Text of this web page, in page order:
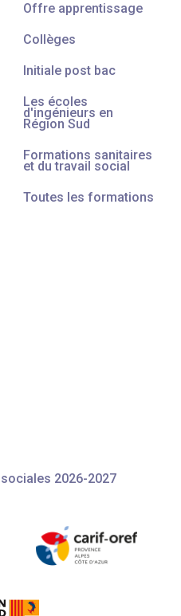
Offre apprentissage
Collèges
Initiale post bac
Les écoles
d'ingénieurs en
Région Sud
Formations sanitaires
et du travail social
Toutes les formations
2026-2027